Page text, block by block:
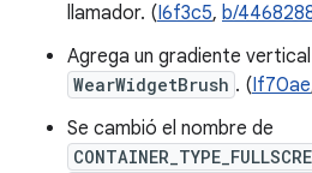
llamador. (I6f3c5, b/
Agrega un gradiente
WearWidgetBrush . (If70ae
Se cambió el nombre de